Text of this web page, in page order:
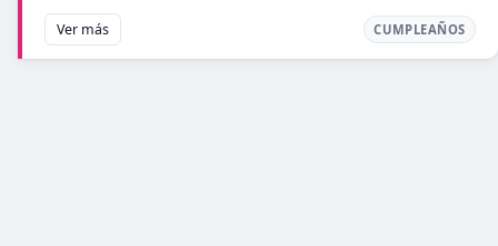
Ver más CUMPLEAÑOS